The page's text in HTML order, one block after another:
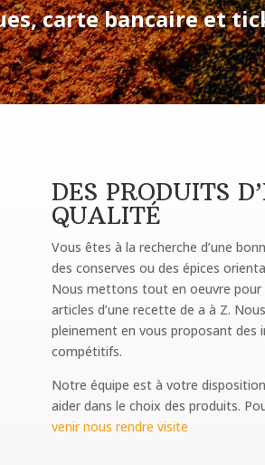
carte bancaire et
DES PRODUITS
QUALITÉ
Vous êtes à la recherche d’une
des conserves ou des épices
Nous mettons tout en oeuvre
articles d’une recette de a à Z.
pleinement en vous proposant des
compétitifs.
Notre équipe est à votre
aider dans le choix des produits.
venir nous rendre visite